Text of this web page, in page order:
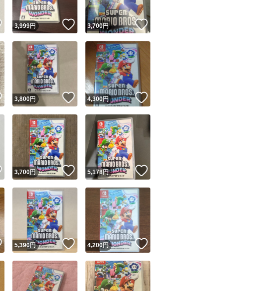
他フリマ実績◯+ このユーザーは他フリマサービスでの取引実績があります
スピード&安心発送
※このバッジは実績に基づく表示であり、発送を保証しているものではありません
スピード＆安心発送
このユーザーは高頻度で24時間以内＆設定した発送日数内に発送してい
ます
スピード発送 このユーザーは高頻度で24時間以内に発送しています
安心発送 このユーザーは設定した発送日数内に発送しています
出品ページへ
キャンセル
いいね！
3,999円 いいね！
3,700円
いいね！
3,800円 いいね！
4,300円
いいね！
3,700円 いいね！
5,178円
いいね！
5,390円 いいね！
4,200円